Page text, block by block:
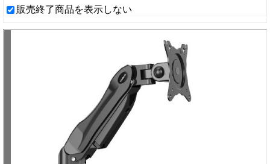
販売終了商品を表示しない